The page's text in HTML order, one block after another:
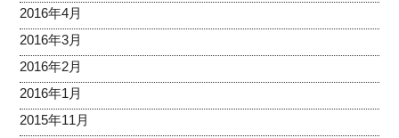
2016年4月
2016年3月
2016年2月
2016年1月
2015年11月